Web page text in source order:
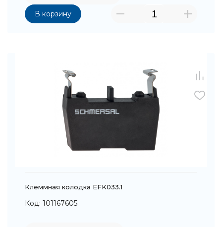
В корзину
Клеммная колодка EFK033.1
Код: 101167605